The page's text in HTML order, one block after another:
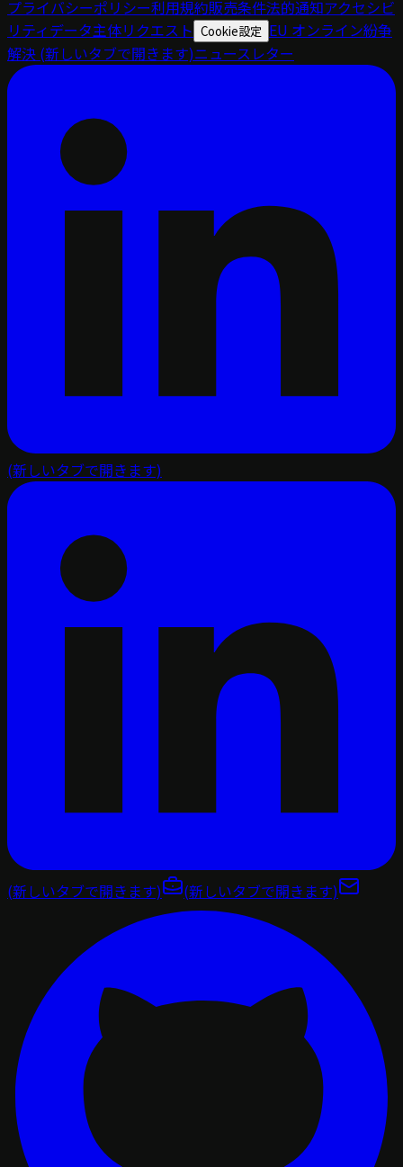
プライバシーポリシー利用規約販売条件法的通知アクセシビ
リティデータ主体リクエスト Cookie設定 EU オンライン紛争
解決 (新しいタブで開きます)ニュースレター
(新しいタブで開きます)
(新しいタブで開きます) (新しいタブで開きます)